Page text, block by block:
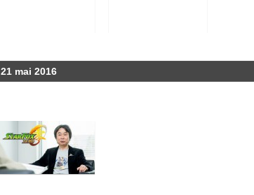
21 mai 2016